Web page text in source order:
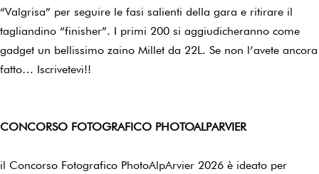
“Valgrisa” per seguire le fasi salienti della gara e ritirare il
tagliandino “finisher”. I primi 200 si aggiudicheranno come
gadget un bellissimo zaino Millet da 22L. Se non l’avete ancora
fatto… Iscrivetevi!!
CONCORSO FOTOGRAFICO PHOTOALPARVIER
il Concorso Fotografico PhotoAlpArvier 2026 è ideato per